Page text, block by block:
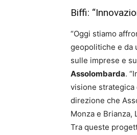
Biffi:
“Oggi stiamo
geopolitiche e da
sulle imprese e
Assolombarda.
visione strategica
direzione che
Monza e
Tra queste